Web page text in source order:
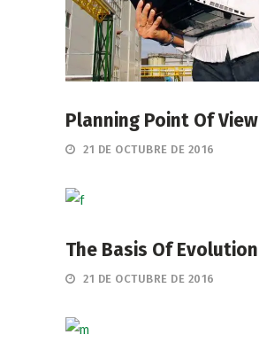
Planning Point Of View
21 DE OCTUBRE DE 2016
The Basis Of Evolution
21 DE OCTUBRE DE 2016